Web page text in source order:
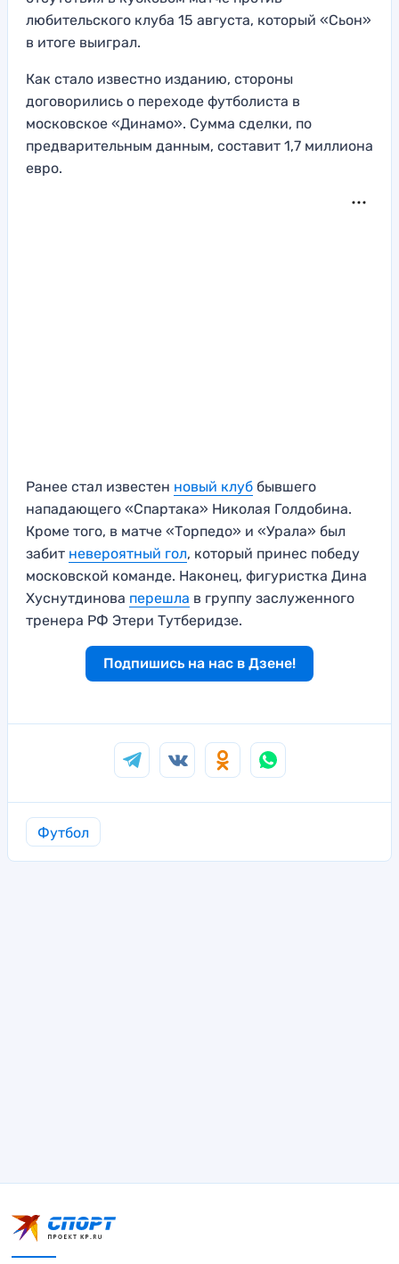
любительского клуба 15 августа, который «Сьон»
в итоге выиграл.
Как стало известно изданию, стороны
договорились о переходе футболиста в
московское «Динамо». Сумма сделки, по
предварительным данным, составит 1,7 миллиона
евро.
Ранее стал известен новый клуб бывшего
нападающего «Спартака» Николая Голдобина.
Кроме того, в матче «Торпедо» и «Урала» был
забит невероятный гол, который принес победу
московской команде. Наконец, фигуристка Дина
Хуснутдинова перешла в группу заслуженного
тренера РФ Этери Тутберидзе.
Подпишись на нас в Дзене!
Футбол